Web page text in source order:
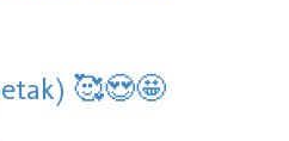
🥰😍🤩